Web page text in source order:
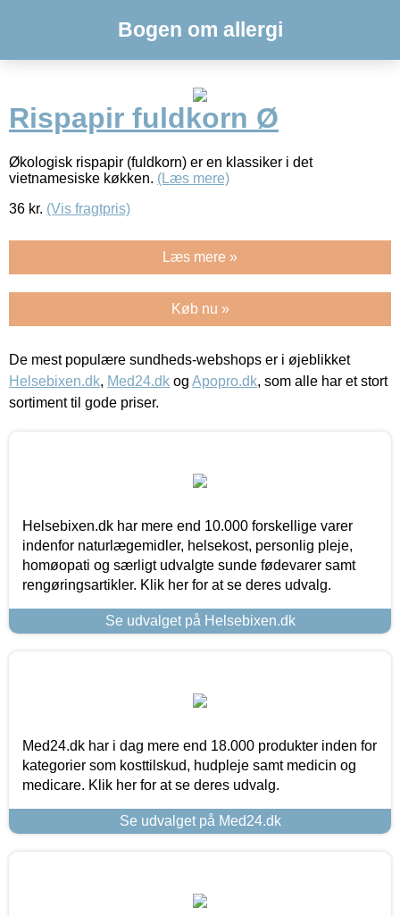
Bogen om allergi
Rispapir fuldkorn Ø
Økologisk rispapir (fuldkorn) er en klassiker i det
vietnamesiske køkken. (Læs mere)
36 kr. (Vis fragtpris)
Læs mere »
Køb nu »
De mest populære sundheds-webshops er i øjeblikket
Helsebixen.dk, Med24.dk og Apopro.dk, som alle har et stort
sortiment til gode priser.
Helsebixen.dk har mere end 10.000 forskellige varer
indenfor naturlægemidler, helsekost, personlig pleje,
homøopati og særligt udvalgte sunde fødevarer samt
rengøringsartikler. Klik her for at se deres udvalg.
Se udvalget på Helsebixen.dk
Med24.dk har i dag mere end 18.000 produkter inden for
kategorier som kosttilskud, hudpleje samt medicin og
medicare. Klik her for at se deres udvalg.
Se udvalget på Med24.dk